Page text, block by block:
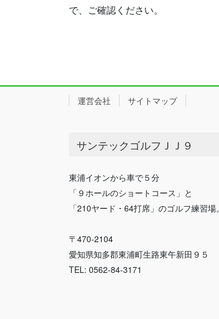
で、ご確認ください。
運営会社 サイトマップ
サンテックゴルフＪＪ９
東浦イオンから車で５分
「９ホールのショートコース」と
「210ヤード・64打席」のゴルフ練習場。
〒470-2104
愛知県知多郡東浦町生路東午新田９５
TEL: 0562-84-3171